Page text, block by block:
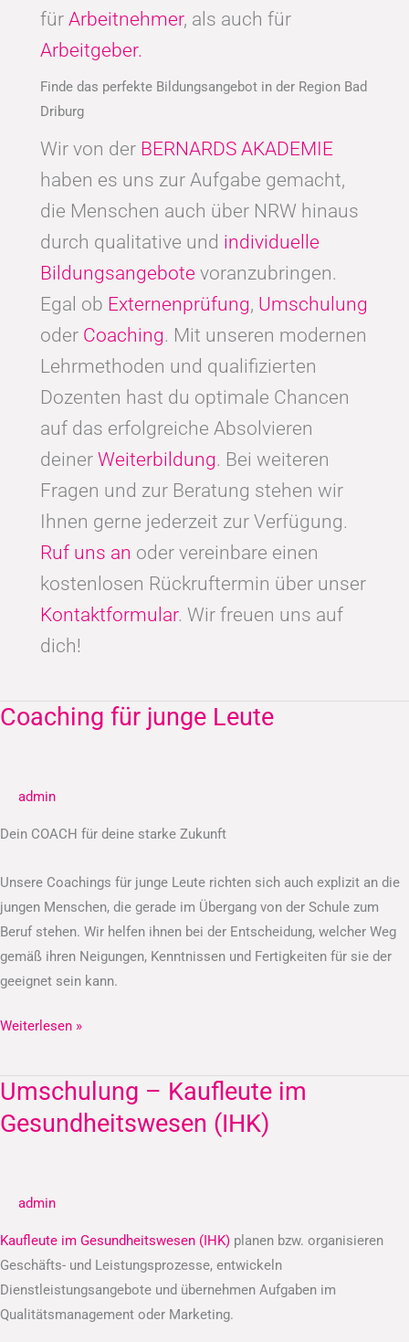
für Arbeitnehmer, als auch für
Arbeitgeber.
Finde das perfekte Bildungsangebot in der Region Bad
Driburg
Wir von der BERNARDS AKADEMIE
haben es uns zur Aufgabe gemacht,
die Menschen auch über NRW hinaus
durch qualitative und individuelle
Bildungsangebote voranzubringen.
Egal ob Externenprüfung, Umschulung
oder Coaching. Mit unseren modernen
Lehrmethoden und qualifizierten
Dozenten hast du optimale Chancen
auf das erfolgreiche Absolvieren
deiner Weiterbildung. Bei weiteren
Fragen und zur Beratung stehen wir
Ihnen gerne jederzeit zur Verfügung.
Ruf uns an oder vereinbare einen
kostenlosen Rückruftermin über unser
Kontaktformular. Wir freuen uns auf
dich!
Coaching für junge Leute
admin
Dein COACH für deine starke Zukunft
Unsere Coachings für junge Leute richten sich auch explizit an die
jungen Menschen, die gerade im Übergang von der Schule zum
Beruf stehen. Wir helfen ihnen bei der Entscheidung, welcher Weg
gemäß ihren Neigungen, Kenntnissen und Fertigkeiten für sie der
geeignet sein kann.
Coaching
Leute
Weiterlesen »
Umschulung – Kaufleute im
Gesundheitswesen (IHK)
admin
Kaufleute im Gesundheitswesen (IHK) planen bzw. organisieren
Geschäfts- und Leistungsprozesse, entwickeln
Dienstleistungsangebote und übernehmen Aufgaben im
Qualitätsmanagement oder Marketing.
Umschulung
–
Kaufleute
(IHK)